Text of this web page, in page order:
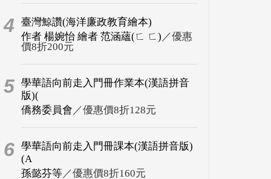
4
臺灣鯨讚(海洋廉政教育繪本)
作者 楊婉怡 繪者 范涵蘊(ㄈ ㄈ) ／優惠
價8折200元
5 學華語向前走入門冊作業本(漢語拼音
版)(
僑務委員會 ／優惠價8折128元
6 學華語向前走入門冊課本(漢語拼音版)
(A
孫懿芬等／優惠價8折160元